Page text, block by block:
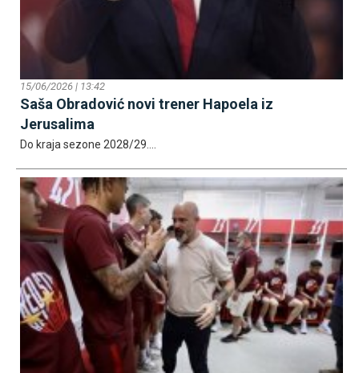
15/06/2026 | 13:42
Saša Obradović novi trener Hapoela iz
Јerusalima
Do kraja sezone 2028/29....